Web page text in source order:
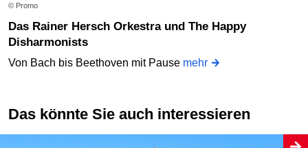
© Promo
Das Rainer Hersch Orkestra und The Happy
Disharmonists
Von Bach bis Beethoven mit Pause mehr
Das könnte Sie auch interessieren